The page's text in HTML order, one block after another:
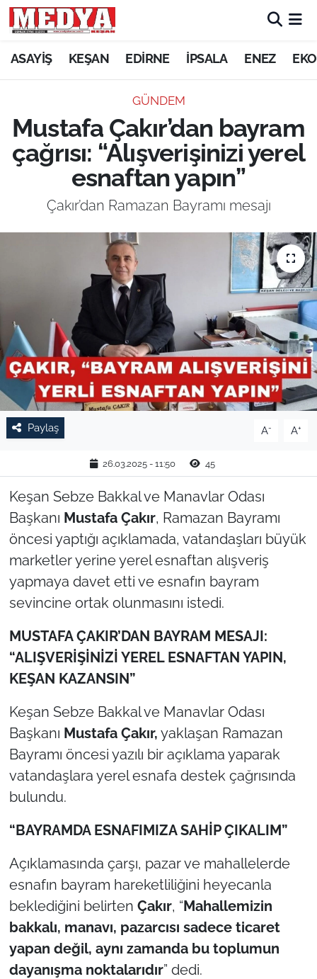
ASAYİŞ KEŞAN EDİRNE İPSALA ENEZ
GÜNDEM
Mustafa Çakır’dan bayram
çağrısı: “Alışverişinizi yerel
esnaftan yapın”
Çakır’dan Ramazan Bayramı mesajı
Paylaş A- A+
26.03.2025 - 11:50 45
Keşan Sebze Bakkal ve Manavlar Odası
Başkanı Mustafa Çakır, Ramazan Bayramı
öncesi yaptığı açıklamada, vatandaşları büyük
marketler yerine yerel esnaftan alışveriş
yapmaya davet etti ve esnafın bayram
sevincine ortak olunmasını istedi.
MUSTAFA ÇAKIR’DAN BAYRAM MESAJI:
“ALIŞVERİŞİNİZİ YEREL ESNAFTAN YAPIN,
KEŞAN KAZANSIN”
Keşan Sebze Bakkal ve Manavlar Odası
Başkanı Mustafa Çakır, yaklaşan Ramazan
Bayramı öncesi yazılı bir açıklama yaparak
vatandaşlara yerel esnafa destek çağrısında
bulundu.
“BAYRAMDA ESNAFIMIZA SAHİP ÇIKALIM”
Açıklamasında çarşı, pazar ve mahallelerde
esnafın bayram hareketliliğini heyecanla
beklediğini belirten Çakır, “Mahallemizin
bakkalı, manavı, pazarcısı sadece ticaret
yapan değil, aynı zamanda bu toplumun
dayanışma noktalarıdır” dedi.
KEŞAN
ASAYİŞ
SİYASET
GÜNDEM
EKONOMİ
EĞİTİM
TARIM VE HAYVANCILIK
KÜLTÜR SANAT
RESMİ İLAN
YAŞAM
EDİRNE
TEKİRDAĞ
KIRKLARELİ
ÇANAKKALE
TÜRKİYE
Bölge
Güvenlik
Genel
Dış Haberler
Magazin
İş Dünyası